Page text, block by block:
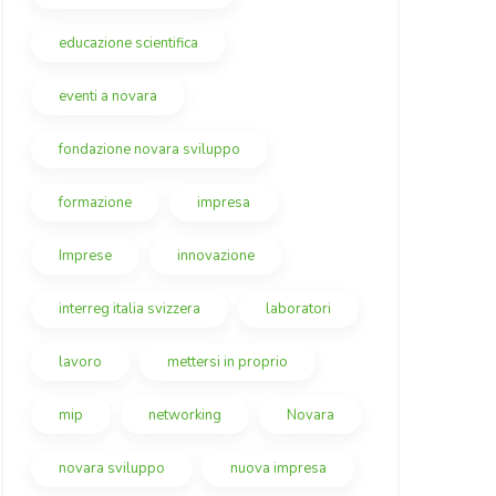
educazione scientifica
eventi a novara
fondazione novara sviluppo
formazione impresa
Imprese innovazione
interreg italia svizzera laboratori
lavoro mettersi in proprio
mip networking Novara
novara sviluppo nuova impresa